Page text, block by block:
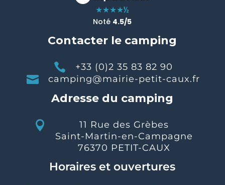
★★★★½
Noté 4.5/5
Contacter le camping
 +33 (0)2 35 83 82 90
 camping@mairie-petit-caux.fr
Adresse du camping

11 Rue des Grèbes
Saint-Martin-en-Campagne
76370 PETIT-CAUX
Horaires et ouvertures